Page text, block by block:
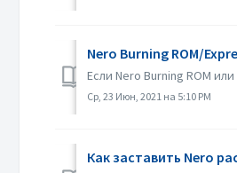
Nero Burning ROM/
Если Nero Burning ROM
Ср, 23 Июн, 2021 на 5:10 PM
Как заставить Nero